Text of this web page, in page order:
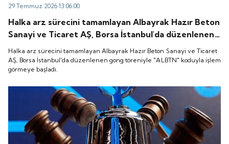
29 Temmuz 2026 13:06:00
Halka arz sürecini tamamlayan Albayrak Hazır Beton
Sanayi ve Ticaret AŞ, Borsa İstanbul'da düzenlenen
gong töreniyle "ALBTN" koduyla işlem görmeye
başladı.
Halka arz sürecini tamamlayan Albayrak Hazır Beton Sanayi ve Ticaret
AŞ, Borsa İstanbul'da düzenlenen gong töreniyle "ALBTN" koduyla işlem
görmeye başladı.